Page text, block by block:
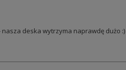
deska wytrzyma naprawdę dużo :)